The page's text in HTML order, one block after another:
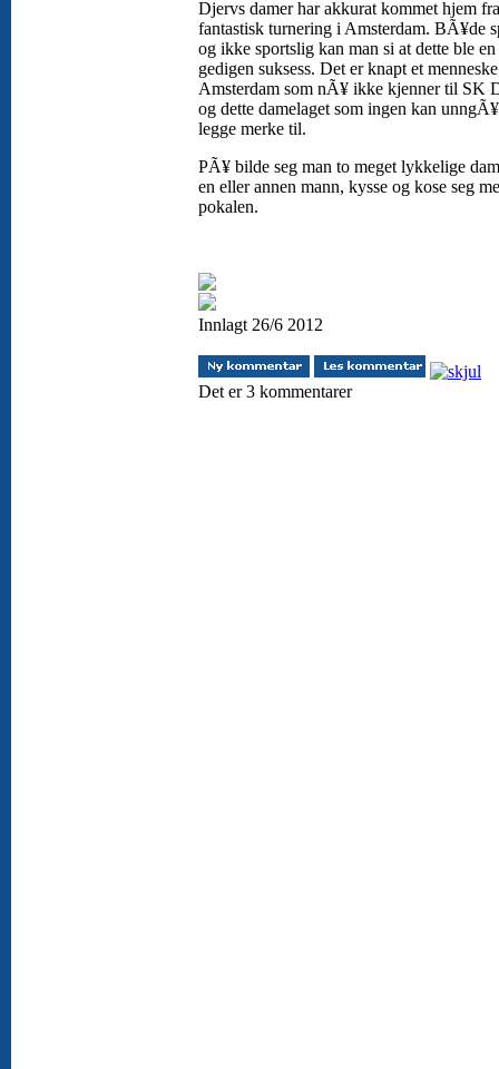
Djervs damer har akkurat kommet hjem
fantastisk turnering i Amsterdam. BÃ¥de
og ikke sportslig kan man si at dette ble en
gedigen suksess. Det er knapt et
Amsterdam som nÃ¥ ikke kjenner til SK
og dette damelaget som ingen kan
legge merke til.
PÃ¥ bilde seg man to meget lykkelige
en eller annen mann, kysse og kose seg
pokalen.
Innlagt 26/6 2012
Det er 3 kommentarer